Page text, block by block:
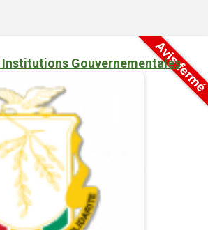
Gouvernementales